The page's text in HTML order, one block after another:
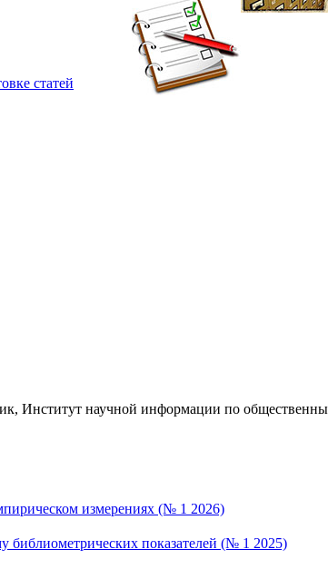
статей
Институт научной информации по
измерениях (№ 1 2026)
библиометрических показателей (№ 1 2025)